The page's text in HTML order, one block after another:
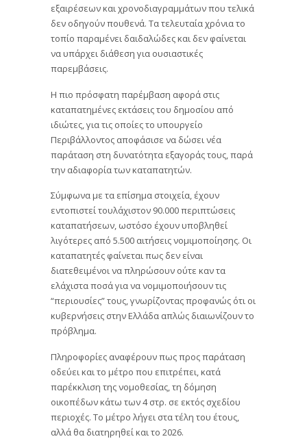
εξαιρέσεων και χρονοδιαγραμμάτων που τελικά
δεν οδηγούν πουθενά. Τα τελευταία χρόνια το
τοπίο παραμένει δαιδαλώδες και δεν φαίνεται
να υπάρχει διάθεση για ουσιαστικές
παρεμβάσεις.
Η πιο πρόσφατη παρέμβαση αφορά στις
καταπατημένες εκτάσεις του δημοσίου από
ιδιώτες, για τις οποίες το υπουργείο
Περιβάλλοντος αποφάσισε να δώσει νέα
παράταση στη δυνατότητα εξαγοράς τους, παρά
την αδιαφορία των καταπατητών.
Σύμφωνα με τα επίσημα στοιχεία, έχουν
εντοπιστεί τουλάχιστον 90.000 περιπτώσεις
καταπατήσεων, ωστόσο έχουν υποβληθεί
λιγότερες από 5.500 αιτήσεις νομιμοποίησης. Οι
καταπατητές φαίνεται πως δεν είναι
διατεθειμένοι να πληρώσουν ούτε καν τα
ελάχιστα ποσά για να νομιμοποιήσουν τις
“περιουσίες” τους, γνωρίζοντας προφανώς ότι οι
κυβερνήσεις στην Ελλάδα απλώς διαιωνίζουν το
πρόβλημα.
Πληροφορίες αναφέρουν πως προς παράταση
οδεύει και το μέτρο που επιτρέπει, κατά
παρέκκλιση της νομοθεσίας, τη δόμηση
οικοπέδων κάτω των 4 στρ. σε εκτός σχεδίου
περιοχές. Το μέτρο λήγει στα τέλη του έτους,
αλλά θα διατηρηθεί και το 2026.